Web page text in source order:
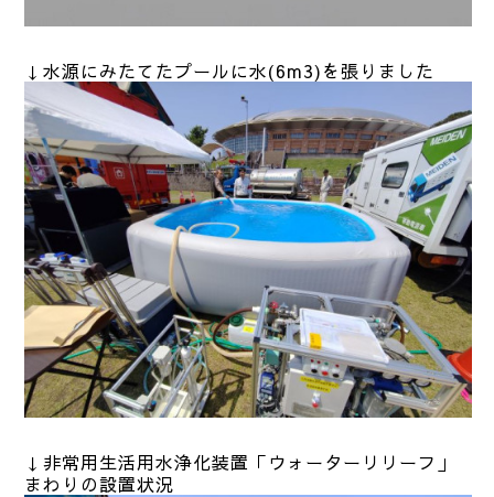
↓水源にみたてたプールに水(6m3)を張りました
↓非常用生活用水浄化装置「ウォーターリリーフ」
まわりの設置状況